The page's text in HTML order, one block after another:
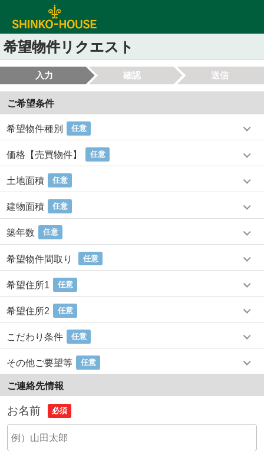
希望物件リクエスト
入力 確認 送信
ご希望条件
希望物件種別 任意
価格【売買物件】 任意
土地面積 任意
建物面積 任意
築年数 任意
希望物件間取り 任意
希望住所1 任意
希望住所2 任意
こだわり条件 任意
その他ご要望等 任意
ご連絡先情報
お名前 必須